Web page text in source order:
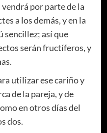
por parte de la
a los demás, y en la
sencillez; así que
serán fructíferos, y
utilizar ese cariño y
de la pareja, y de
en otros días del
dos.